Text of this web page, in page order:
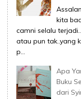
kita
camni selalu
atau pun tak..yang
p...
Apa
Buku
dari